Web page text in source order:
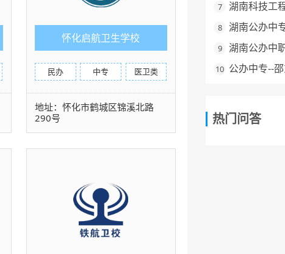
怀化启航卫生学校
民办 中专 医卫类
地址：怀化市鹤城区锦溪北路
290号
7
8
9
10
热门问答